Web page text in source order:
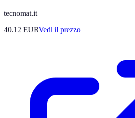
tecnomat.it
40.12 EURVedi il prezzo